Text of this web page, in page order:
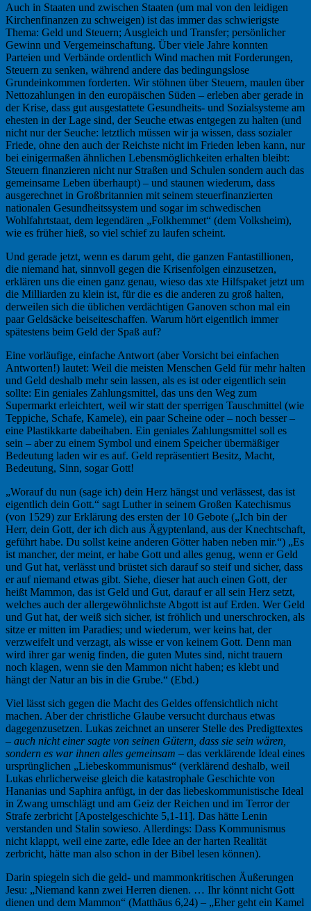
Auch in Staaten und zwischen Staaten (um mal von den leidigen
Kirchenfinanzen zu schweigen) ist das immer das schwierigste
Thema: Geld und Steuern; Ausgleich und Transfer; persönlicher
Gewinn und Vergemeinschaftung. Über viele Jahre konnten
Parteien und Verbände ordentlich Wind machen mit Forderungen,
Steuern zu senken, während andere das bedingungslose
Grundeinkommen forderten. Wir stöhnen über Steuern, maulen über
Nettozahlungen in den europäischen Süden – erleben aber gerade in
der Krise, dass gut ausgestattete Gesundheits- und Sozialsysteme am
ehesten in der Lage sind, der Seuche etwas entgegen zu halten (und
nicht nur der Seuche: letztlich müssen wir ja wissen, dass sozialer
Friede, ohne den auch der Reichste nicht im Frieden leben kann, nur
bei einigermaßen ähnlichen Lebensmöglichkeiten erhalten bleibt:
Steuern finanzieren nicht nur Straßen und Schulen sondern auch das
gemeinsame Leben überhaupt) – und staunen wiederum, dass
ausgerechnet in Großbritannien mit seinem steuerfinanzierten
nationalen Gesundheitssystem und sogar im schwedischen
Wohlfahrtstaat, dem legendären „Folkhemmet“ (dem Volksheim),
wie es früher hieß, so viel schief zu laufen scheint.
Und gerade jetzt, wenn es darum geht, die ganzen Fantastillionen,
die niemand hat, sinnvoll gegen die Krisenfolgen einzusetzen,
erklären uns die einen ganz genau, wieso das xte Hilfspaket jetzt um
die Milliarden zu klein ist, für die es die anderen zu groß halten,
derweilen sich die üblichen verdächtigen Ganoven schon mal ein
paar Geldsäcke beiseiteschaffen. Warum hört eigentlich immer
spätestens beim Geld der Spaß auf?
Eine vorläufige, einfache Antwort (aber Vorsicht bei einfachen
Antworten!) lautet: Weil die meisten Menschen Geld für mehr halten
und Geld deshalb mehr sein lassen, als es ist oder eigentlich sein
sollte: Ein geniales Zahlungsmittel, das uns den Weg zum
Supermarkt erleichtert, weil wir statt der sperrigen Tauschmittel (wie
Teppiche, Schafe, Kamele), ein paar Scheine oder – noch besser –
eine Plastikkarte dabeihaben. Ein geniales Zahlungsmittel soll es
sein – aber zu einem Symbol und einem Speicher übermäßiger
Bedeutung laden wir es auf. Geld repräsentiert Besitz, Macht,
Bedeutung, Sinn, sogar Gott!
„Worauf du nun (sage ich) dein Herz hängst und verlässest, das ist
eigentlich dein Gott.“ sagt Luther in seinem Großen Katechismus
(von 1529) zur Erklärung des ersten der 10 Gebote („Ich bin der
Herr, dein Gott, der ich dich aus Ägyptenland, aus der Knechtschaft,
geführt habe. Du sollst keine anderen Götter haben neben mir.“) „Es
ist mancher, der meint, er habe Gott und alles genug, wenn er Geld
und Gut hat, verlässt und brüstet sich darauf so steif und sicher, dass
er auf niemand etwas gibt. Siehe, dieser hat auch einen Gott, der
heißt Mammon, das ist Geld und Gut, darauf er all sein Herz setzt,
welches auch der allergewöhnlichste Abgott ist auf Erden. Wer Geld
und Gut hat, der weiß sich sicher, ist fröhlich und unerschrocken, als
sitze er mitten im Paradies; und wiederum, wer keins hat, der
verzweifelt und verzagt, als wisse er von keinem Gott. Denn man
wird ihrer gar wenig finden, die guten Mutes sind, nicht trauern
noch klagen, wenn sie den Mammon nicht haben; es klebt und
hängt der Natur an bis in die Grube.“ (Ebd.)
Viel lässt sich gegen die Macht des Geldes offensichtlich nicht
machen. Aber der christliche Glaube versucht durchaus etwas
dagegenzusetzen. Lukas zeichnet an unserer Stelle des Predigttextes
– auch nicht einer sagte von seinen Gütern, dass sie sein wären,
sondern es war ihnen alles gemeinsam – das verklärende Ideal eines
ursprünglichen „Liebeskommunismus“ (verklärend deshalb, weil
Lukas ehrlicherweise gleich die katastrophale Geschichte von
Hananias und Saphira anfügt, in der das liebeskommunistische Ideal
in Zwang umschlägt und am Geiz der Reichen und im Terror der
Strafe zerbricht [Apostelgeschichte 5,1-11]. Das hätte Lenin
verstanden und Stalin sowieso. Allerdings: Dass Kommunismus
nicht klappt, weil eine zarte, edle Idee an der harten Realität
zerbricht, hätte man also schon in der Bibel lesen können).
Darin spiegeln sich die geld- und mammonkritischen Äußerungen
Jesu: „Niemand kann zwei Herren dienen. … Ihr könnt nicht Gott
dienen und dem Mammon“ (Matthäus 6,24) – „Eher geht ein Kamel